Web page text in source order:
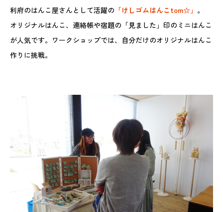
利府のはんこ屋さんとして活躍の 「けしゴムはんこtom☆」 。
オリジナルはんこ、連絡帳や宿題の「見ました」印のミニはんこ
が人気です。ワークショップでは、自分だけのオリジナルはんこ
作りに挑戦。